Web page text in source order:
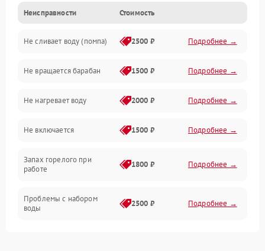
Электропитание
Водоснабжение
Слив
Программное обеспечение
Неисправности Стоимость
Не сливает воду (помпа) 2500 ₽ Подробнее →
Не вращается барабан 1500 ₽ Подробнее →
Не нагревает воду 2000 ₽ Подробнее →
Не включается 1500 ₽ Подробнее →
Запах горелого при
работе
1800 ₽ Подробнее →
Проблемы с набором
воды
2500 ₽ Подробнее →